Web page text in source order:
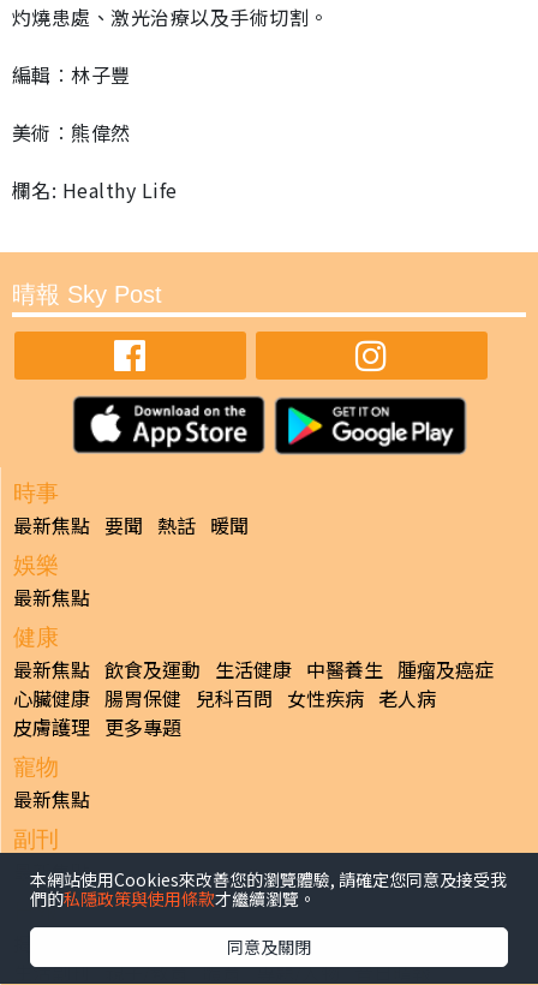
灼燒患處、激光治療以及手術切割。
編輯︰林子豐
美術︰熊偉然
欄名: Healthy Life
晴報 Sky Post
時事
最新焦點 要聞 熱話 暖聞
娛樂
最新焦點
健康
最新焦點 飲食及運動 生活健康 中醫養生 腫瘤及癌症
心臟健康 腸胃保健 兒科百問 女性疾病 老人病
皮膚護理 更多專題
寵物
最新焦點
副刊
最新焦點
日報
中國/國際
生活副刊 親子/教育 體育 專題/人物 昔日晴報
本網站使用Cookies來改善您的瀏覽體驗, 請確定您同意及接受我
們的私隱政策與使用條款才繼續瀏覽。
同意及關閉